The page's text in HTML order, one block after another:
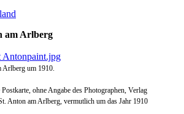
am Arlberg
Arlberg um 1910.
ohne Angabe des Photographen, Verlag
Anton am Arlberg, vermutlich um das Jahr 1910